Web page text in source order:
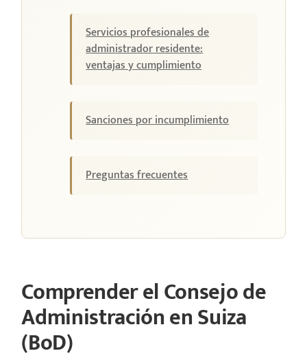
Servicios profesionales de
administrador residente:
ventajas y cumplimiento
Sanciones por incumplimiento
Preguntas frecuentes
Comprender el Consejo de
Administración en Suiza
(BoD)